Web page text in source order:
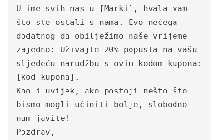
U ime svih nas u [Marki], hvala vam
što ste ostali s nama. Evo nečega
dodatnog da obilježimo naše vrijeme
zajedno: Uživajte 20% popusta na vašu
sljedeću narudžbu s ovim kodom kupona:
[kod kupona].
Kao i uvijek, ako postoji nešto što
bismo mogli učiniti bolje, slobodno
nam javite!
Pozdrav,